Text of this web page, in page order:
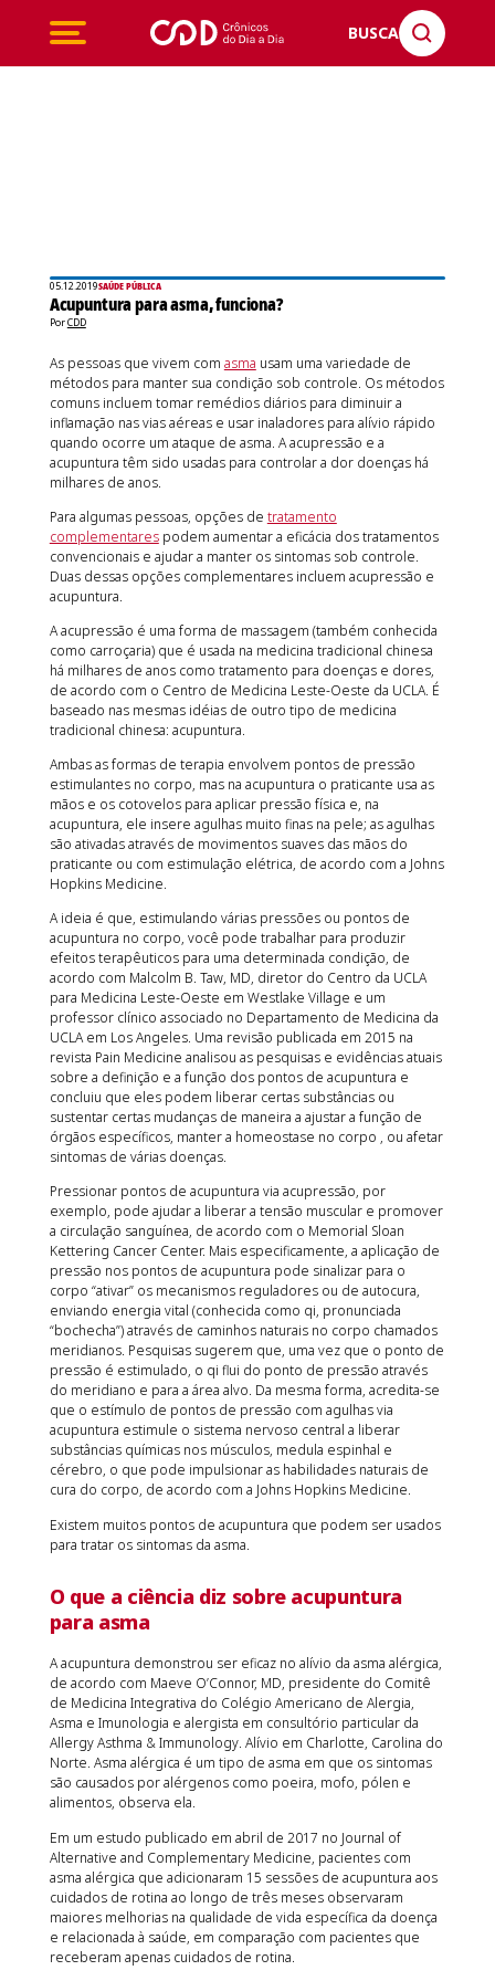
BUSCA
05.12.2019SAÚDE PÚBLICA
Acupuntura para asma, funciona?
PorCDD
As pessoas que vivem com asma usam uma variedade de
métodos para manter sua condição sob controle. Os métodos
comuns incluem tomar remédios diários para diminuir a
inflamação nas vias aéreas e usar inaladores para alívio rápido
quando ocorre um ataque de asma. A acupressão e a
acupuntura têm sido usadas para controlar a dor doenças há
milhares de anos.
Para algumas pessoas, opções de tratamento
complementarespodem aumentar a eficácia dos tratamentos
convencionais e ajudar a manter os sintomas sob controle.
Duas dessas opções complementares incluem acupressão e
acupuntura.
A acupressão é uma forma de massagem (também conhecida
como carroçaria) que é usada na medicina tradicional chinesa
há milhares de anos como tratamento para doenças e dores,
de acordo com o Centro de Medicina Leste-Oeste da UCLA. É
baseado nas mesmas idéias de outro tipo de medicina
tradicional chinesa: acupuntura.
Ambas as formas de terapia envolvem pontos de pressão
estimulantes no corpo, mas na acupuntura o praticante usa as
mãos e os cotovelos para aplicar pressão física e, na
acupuntura, ele insere agulhas muito finas na pele; as agulhas
são ativadas através de movimentos suaves das mãos do
praticante ou com estimulação elétrica, de acordo com a Johns
Hopkins Medicine.
A ideia é que, estimulando várias pressões ou pontos de
acupuntura no corpo, você pode trabalhar para produzir
efeitos terapêuticos para uma determinada condição, de
acordo com Malcolm B. Taw, MD, diretor do Centro da UCLA
para Medicina Leste-Oeste em Westlake Village e um
professor clínico associado no Departamento de Medicina da
UCLA em Los Angeles. Uma revisão publicada em 2015 na
revista Pain Medicine analisou as pesquisas e evidências atuais
sobre a definição e a função dos pontos de acupuntura e
concluiu que eles podem liberar certas substâncias ou
sustentar certas mudanças de maneira a ajustar a função de
órgãos específicos, manter a homeostase no corpo , ou afetar
sintomas de várias doenças.
Pressionar pontos de acupuntura via acupressão, por
exemplo, pode ajudar a liberar a tensão muscular e promover
a circulação sanguínea, de acordo com o Memorial Sloan
Kettering Cancer Center. Mais especificamente, a aplicação de
pressão nos pontos de acupuntura pode sinalizar para o
corpo “ativar” os mecanismos reguladores ou de autocura,
enviando energia vital (conhecida como qi, pronunciada
“bochecha”) através de caminhos naturais no corpo chamados
meridianos. Pesquisas sugerem que, uma vez que o ponto de
pressão é estimulado, o qi flui do ponto de pressão através
do meridiano e para a área alvo. Da mesma forma, acredita-se
que o estímulo de pontos de pressão com agulhas via
acupuntura estimule o sistema nervoso central a liberar
substâncias químicas nos músculos, medula espinhal e
cérebro, o que pode impulsionar as habilidades naturais de
cura do corpo, de acordo com a Johns Hopkins Medicine.
Existem muitos pontos de acupuntura que podem ser usados ​​
para tratar os sintomas da asma.
O que a ciência diz sobre acupuntura
para asma
A acupuntura demonstrou ser eficaz no alívio da asma alérgica,
de acordo com Maeve O’Connor, MD, presidente do Comitê
de Medicina Integrativa do Colégio Americano de Alergia,
Asma e Imunologia e alergista em consultório particular da
Allergy Asthma & Immunology. Alívio em Charlotte, Carolina do
Norte. Asma alérgica é um tipo de asma em que os sintomas
são causados ​​por alérgenos como poeira, mofo, pólen e
alimentos, observa ela.
Em um estudo publicado em abril de 2017 no Journal of
Alternative and Complementary Medicine, pacientes com
asma alérgica que adicionaram 15 sessões de acupuntura aos
cuidados de rotina ao longo de três meses observaram
maiores melhorias na qualidade de vida específica da doença
e relacionada à saúde, em comparação com pacientes que
receberam apenas cuidados de rotina.